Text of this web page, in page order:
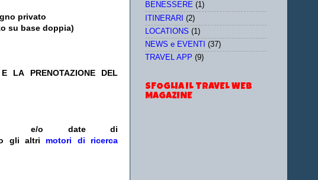
privato
su base doppia)
LA PRENOTAZIONE DEL
e/o date di
gli altri motori di ricerca
BENESSERE (1)
ITINERARI (2)
LOCATIONS (1)
NEWS e EVENTI
(37)
TRAVEL APP (9)
SFOGLIA IL TRAVEL WEB
MAGAZINE